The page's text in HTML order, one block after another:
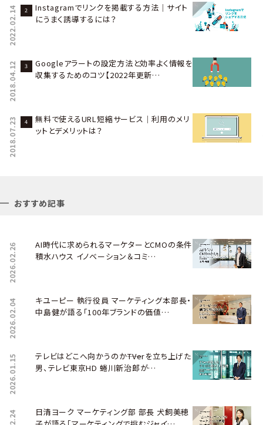
2022.02.14
Instagramでリンクを掲載する方法｜サイト
にうまく誘導するには？
2018.04.12
Googleアラートの設定方法と効率よく情報を
収集するためのコツ【2022年更新…
2018.07.23
無料で使えるURL短縮サービス｜利用のメリ
ットとデメリットは？
おすすめ記事
2026.02.26
AI時代に求められるマーケターとCMOの条件――
積水ハウス イノベーション＆コミ…
2026.02.04
キユーピー 執行役員 マーケティング本部長・
中島健が語る「100年ブランドの価値…
2026.01.15
テレビはどこへ向かうのか――TVerを立ち上げた
男、テレビ東京HD 蜷川新治郎が…
日清ヨーク マーケティング部 部長 犬飼美穂